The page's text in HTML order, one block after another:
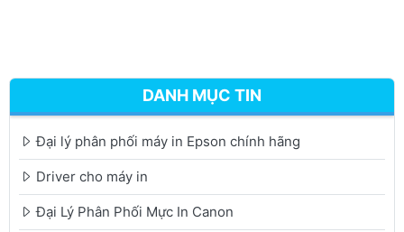
DANH MỤC TIN
Đại lý phân phối máy in Epson chính hãng
Driver cho máy in
Đại Lý Phân Phối Mực In Canon